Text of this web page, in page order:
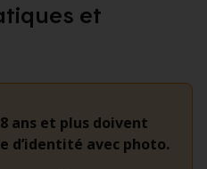
et
ans et plus doivent
d’identité avec photo.